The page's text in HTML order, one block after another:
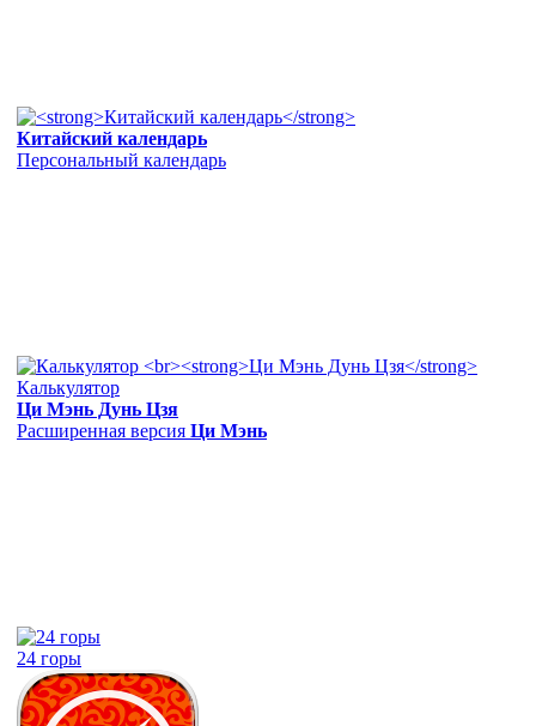
Китайский календарь
Персональный календарь
Калькулятор
Ци Мэнь Дунь Цзя
Расширенная версия Ци Мэнь
24 горы